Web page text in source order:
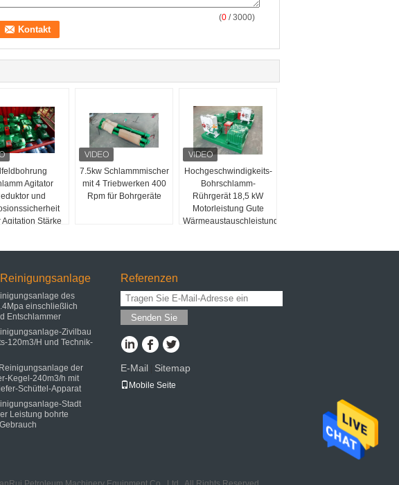
(0 / 3000)
Agitator
und
Agitation Stärke
7.5kw Schlammmischer
mit 4 Triebwerken 400
Rpm für Bohrgeräte
Hochgeschwindigkeits-
Bohrschlamm-
Rührgerät 18,5 kW
Motorleistung Gute
Wärmeaustauschleistung
des
einschließlich
Entschlammer
Zivilbau
120m3/H und Technik-
der
Kegel-240m3/h mit
Schüttel-Apparat
Stadt
Leistung bohrte
Referenzen
Senden Sie
E-Mail Sitemap
Mobile Seite